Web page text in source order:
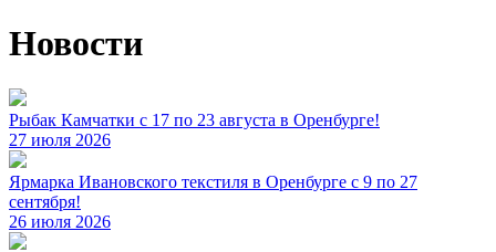
Новости
Рыбак Камчатки с 17 по 23 августа в Оренбурге!
27 июля 2026
Ярмарка Ивановского текстиля в Оренбурге с 9 по 27
сентября!
26 июля 2026